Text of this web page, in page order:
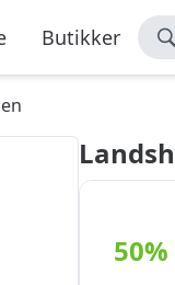
Butikker
50%